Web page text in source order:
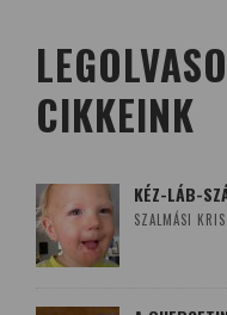
CIKKEINK
KÉZ-LÁB-
SZALMÁSI